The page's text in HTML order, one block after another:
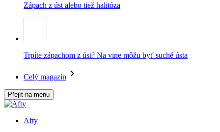
Zápach z úst alebo tiež halitóza
Trpíte zápachom z úst? Na vine môžu byť suché ústa
Celý magazín
Přejít na menu
Afty